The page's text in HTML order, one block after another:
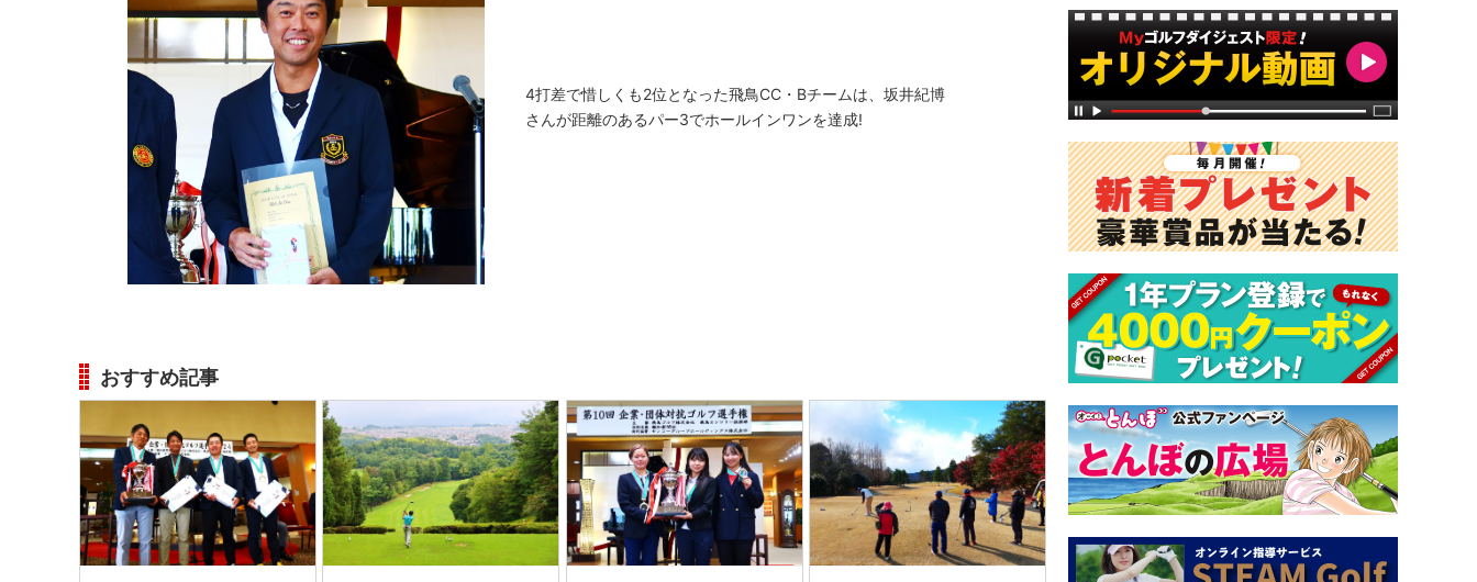
4打差で惜しくも2位となった飛鳥CC・Bチームは、坂井紀博
さんが距離のあるパー3でホールインワンを達成!
おすすめ記事